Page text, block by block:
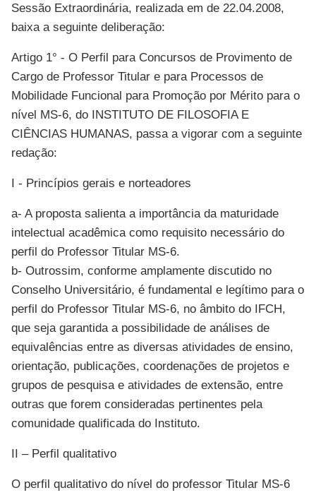
Sessão Extraordinária, realizada em de 22.04.2008,
baixa a seguinte deliberação:
Artigo 1° - O Perfil para Concursos de Provimento de
Cargo de Professor Titular e para Processos de
Mobilidade Funcional para Promoção por Mérito para o
nível MS-6, do INSTITUTO DE FILOSOFIA E
CIÊNCIAS HUMANAS, passa a vigorar com a seguinte
redação:
I - Princípios gerais e norteadores
a- A proposta salienta a importância da maturidade
intelectual acadêmica como requisito necessário do
perfil do Professor Titular MS-6.
b- Outrossim, conforme amplamente discutido no
Conselho Universitário, é fundamental e legítimo para o
perfil do Professor Titular MS-6, no âmbito do IFCH,
que seja garantida a possibilidade de análises de
equivalências entre as diversas atividades de ensino,
orientação, publicações, coordenações de projetos e
grupos de pesquisa e atividades de extensão, entre
outras que forem consideradas pertinentes pela
comunidade qualificada do Instituto.
II – Perfil qualitativo
O perfil qualitativo do nível do professor Titular MS-6